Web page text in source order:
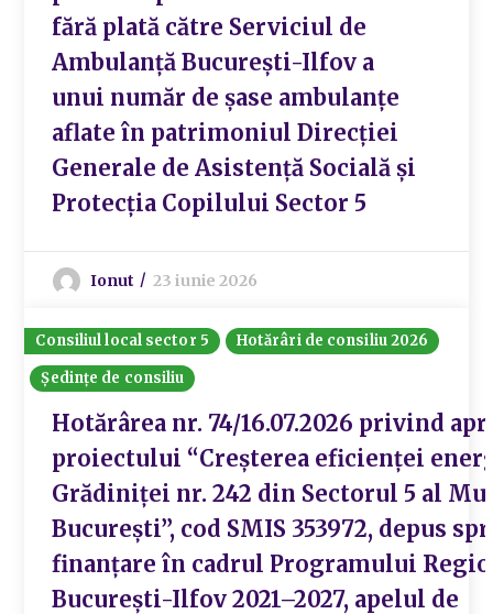
fără plată către Serviciul de
Ambulanță București-Ilfov a
unui număr de șase ambulanțe
aflate în patrimoniul Direcției
Generale de Asistență Socială și
Protecția Copilului Sector 5
Ionut 23 iunie 2026
Consiliul local sector 5
Hotărâri de consiliu 2026
Ședințe de consiliu
Hotărârea nr. 74/16.07.2026 privind
proiectului “Creșterea eficienței
Grădiniței nr. 242 din Sectorul 5 al
București”, cod SMIS 353972, depus
finanțare în cadrul Programului
București-Ilfov 2021–2027, apelul de